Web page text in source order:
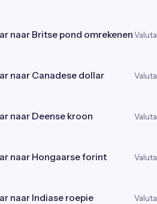
naar Britse pond omrekenenValuta
naar Canadese dollar
Valuta
naar Deense kroon
Valuta
naar Hongaarse forint
Valuta
naar Indiase roepie
Valuta